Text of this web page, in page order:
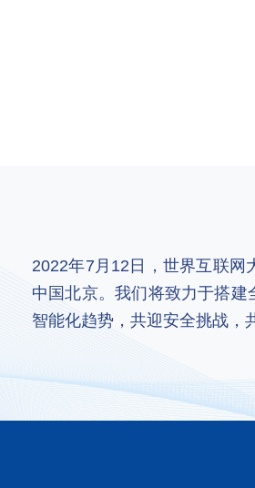
2022年7月12日，世界互联网
中国北京。我们将致力于搭建
智能化趋势，共迎安全挑战，